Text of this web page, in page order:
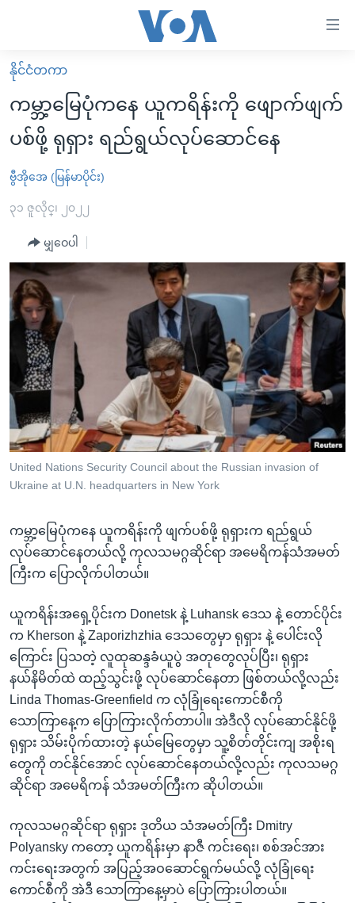
လွယ်ကူ
စေ
သည့်
များ
ပင်မ
ကျော်
ကြည့်
ရန်
ညွန်း
စာမျက်နှာ
ကျော်
ကြည့်
ရန်
ရန်
နေရာ
ရန်
မူလစာမျက်နှာ
မြန်မာ
ကမ္ဘာ့သတင်းများ
နိုင်ငံတကာ
အစ္စရေး-ပါလက်စတိုင်း
ဗွီဒီယို
အင်္ဂလိပ်စာလေ့လာမယ်
အမေရိကန်သုံးအီဒီယံ
မကြေးမုံရဲ့ အင်္ဂလိပ်စာ
ရုပ်ရှင်ထဲက အင်္ဂလိပ်စာ
သုတပဒေသာ အင်္ဂလိပ်စာ
အပတ်စဉ်ကဏ္ဍများ
ရေဒီယို
တီဗွီ
ရေဒီယိုနှင့်ရုပ်သံ အချက်အလက်များ
ရေဒီယို/တီဗွီအစီအစဉ်
Learning English
ဗွီအိုအေ လူမှုကွန်ယက်များ
နိုင်ငံတကာ
ကမ္ဘာ့မြေပုံကနေ ယူကရိန်းကို ဖျောက်ဖျက်
ပစ်ဖို့ ရုရှား ရည်ရွယ်လုပ်ဆောင်နေ
ဗွီအိုအေ (မြန်မာပိုင်း)
၃၁ ဇူလိုင္၊ ၂၀၂၂
မျှဝေပါ
United Nations Security Council about the Russian invasion of
Ukraine at U.N. headquarters in New York
ကမ္ဘာ့မြေပုံကနေ ယူကရိန်းကို ဖျက်ပစ်ဖို့ ရုရှားက ရည်ရွယ်
လုပ်ဆောင်နေတယ်လို့ ကုလသမဂ္ဂဆိုင်ရာ အမေရိကန်သံအမတ်
ကြီးက ပြောလိုက်ပါတယ်။
ယူကရိန်းအရှေ့ပိုင်းက Donetsk နဲ့ Luhansk ဒေသ နဲ့ တောင်ပိုင်း
က Kherson နဲ့ Zaporizhzhia ဒေသတွေမှာ ရုရှား နဲ့ ပေါင်းလို
ကြောင်း ပြသတဲ့ လူထုဆန္ဒခံယူပွဲ အတုတွေလုပ်ပြီး၊ ရုရှား
နယ်နိမိတ်ထဲ ထည့်သွင်းဖို့ လုပ်ဆောင်နေတာ ဖြစ်တယ်လို့လည်း
Linda Thomas-Greenfield က လုံခြုံရေးကောင်စီကို
သောကြာနေ့က ပြောကြားလိုက်တာပါ။ အဲဒီလို လုပ်ဆောင်နိုင်ဖို့
ရုရှား သိမ်းပိုက်ထားတဲ့ နယ်မြေတွေမှာ သူ့စိတ်တိုင်းကျ အစိုးရ
တွေကို တင်နိုင်အောင် လုပ်ဆောင်နေတယ်လို့လည်း ကုလသမဂ္ဂ
ဆိုင်ရာ အမေရိကန် သံအမတ်ကြီးက ဆိုပါတယ်။
ကုလသမဂ္ဂဆိုင်ရာ ရုရှား ဒုတိယ သံအမတ်ကြီး Dmitry
Polyansky ကတော့ ယူကရိန်းမှာ နာဇီ ကင်းရေး၊ စစ်အင်အား
ကင်းရေးအတွက် အပြည့်အဝဆောင်ရွက်မယ်လို့ လုံခြုံရေး
ကောင်စီကို အဲဒီ သောကြာနေ့မှာပဲ ပြောကြားပါတယ်။